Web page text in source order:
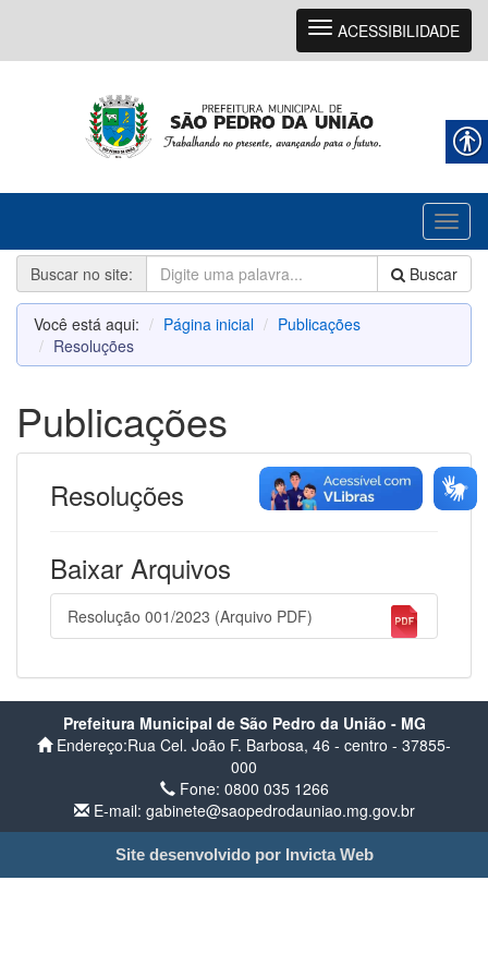
Navegação
ACESSIBILIDADE
Buscar no site:
Buscar
Você está aqui: Página inicial
Publicações
Resoluções
Publicações
Resoluções
Baixar Arquivos
Resolução 001/2023 (Arquivo PDF)
Prefeitura Municipal de São Pedro da União - MG
Endereço:Rua Cel. João F. Barbosa, 46 - centro - 37855-
000
Fone: 0800 035 1266
E-mail: gabinete@saopedrodauniao.mg.gov.br
Site desenvolvido por Invicta Web